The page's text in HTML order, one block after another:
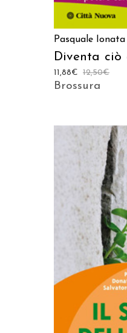
Pasquale Ionata
Diventa ciò
12,50€
11,88€
Brossura